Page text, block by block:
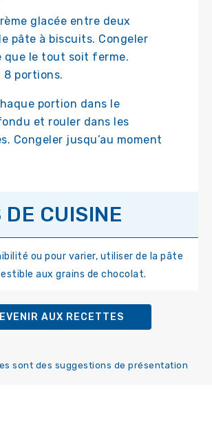
glacée entre deux
pâte à biscuits. Congeler
que le tout soit ferme.
8 portions.
portion dans le
et rouler dans les
Congeler jusqu’au moment
DE CUISINE
ou pour varier, utiliser de la pâte
aux grains de chocolat.
AUX RECETTES
sont des suggestions de présentation